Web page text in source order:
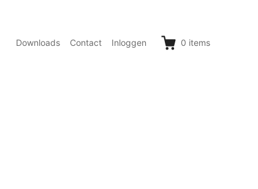
Downloads Contact Inloggen 0 items